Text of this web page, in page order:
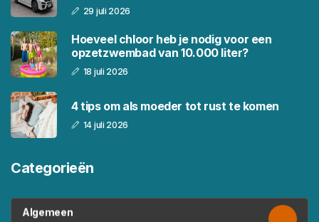
29 juli 2026
Hoeveel chloor heb je nodig voor een
opzetzwembad van 10.000 liter?
18 juli 2026
4 tips om als moeder tot rust te komen
14 juli 2026
Categorieën
Algemeen